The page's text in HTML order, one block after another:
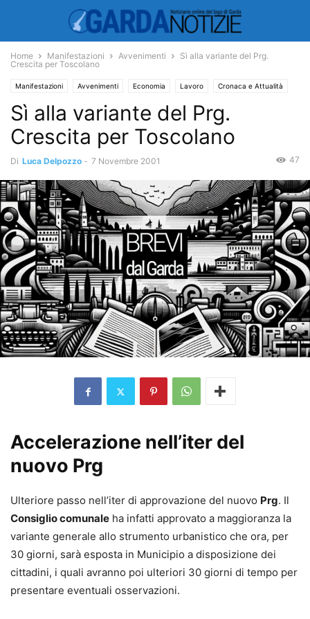
Home Manifestazioni Avvenimenti
Sì alla variante del Prg.
Crescita per Toscolano
Manifestazioni Avvenimenti Economia Lavoro Cronaca e Attualità
Tavole
Sì alla variante del Prg.
Crescita per Toscolano
Di Luca Delpozzo - 7 Novembre 2001 47
Accelerazione nell’iter del
nuovo Prg
Ulteriore passo nell’iter di approvazione del nuovo Prg. Il
Consiglio comunale ha infatti approvato a maggioranza la
variante generale allo strumento urbanistico che ora, per
30 giorni, sarà esposta in Municipio a disposizione dei
cittadini, i quali avranno poi ulteriori 30 giorni di tempo per
presentare eventuali osservazioni.